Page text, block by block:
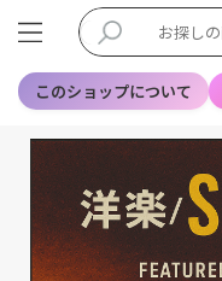
このショップについて